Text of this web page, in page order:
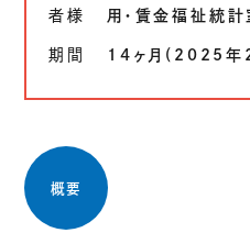
CASES
公開事例
SUSTAINABILITY
サステナビリティ
セキュリティポリシー
認証／資格
者様
用・賃金福祉統計
期間 14ヶ月(2025年
概要